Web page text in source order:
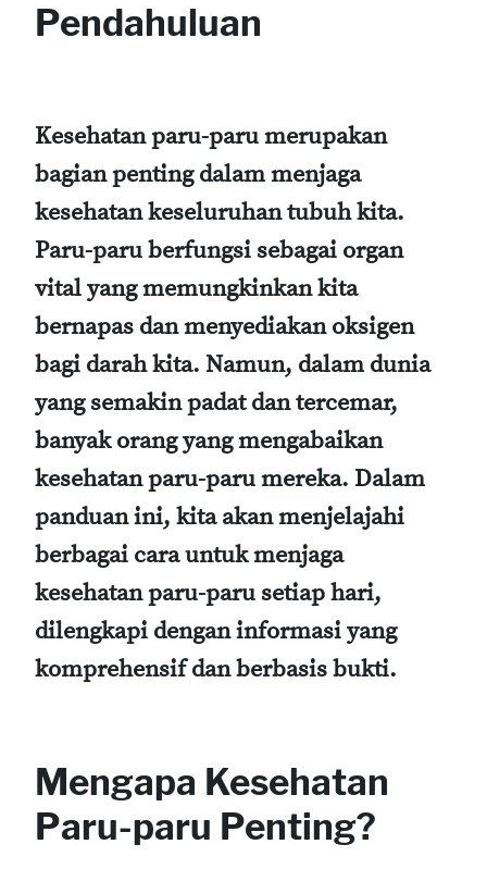
Pendahuluan
Kesehatan paru-paru merupakan
bagian penting dalam menjaga
kesehatan keseluruhan tubuh kita.
Paru-paru berfungsi sebagai organ
vital yang memungkinkan kita
bernapas dan menyediakan oksigen
bagi darah kita. Namun, dalam dunia
yang semakin padat dan tercemar,
banyak orang yang mengabaikan
kesehatan paru-paru mereka. Dalam
panduan ini, kita akan menjelajahi
berbagai cara untuk menjaga
kesehatan paru-paru setiap hari,
dilengkapi dengan informasi yang
komprehensif dan berbasis bukti.
Mengapa Kesehatan
Paru-paru Penting?